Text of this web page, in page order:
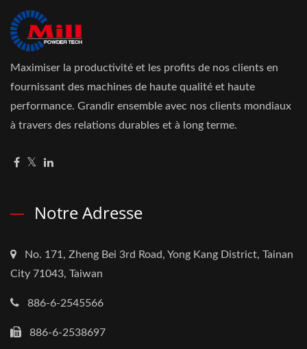
Maximiser la productivité et les profits de nos clients en
fournissant des machines de haute qualité et haute
performance. Grandir ensemble avec nos clients mondiaux
à travers des relations durables et à long terme.
Notre Adresse
No. 171, Zheng Bei 3rd Road, Yong Kang District, Tainan
City 71043, Taiwan
886-6-2545566
886-6-2538697